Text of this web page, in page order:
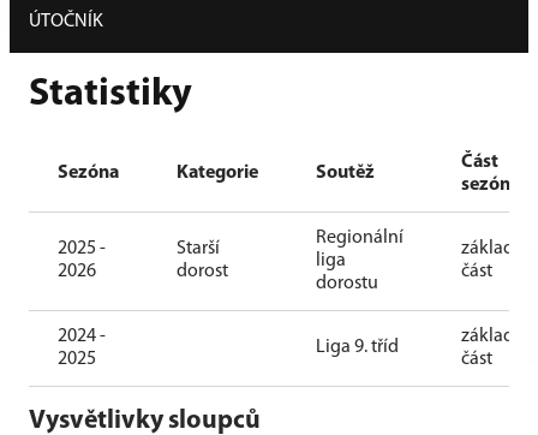
ÚTOČNÍK
Statistiky
Sezóna Kategorie Soutěž
Část
sezóny
2025 -
2026
Starší
dorost
Regionální
liga
dorostu
základní
část
2024 -
2025
Liga 9. tříd
základní
část
Vysvětlivky sloupců